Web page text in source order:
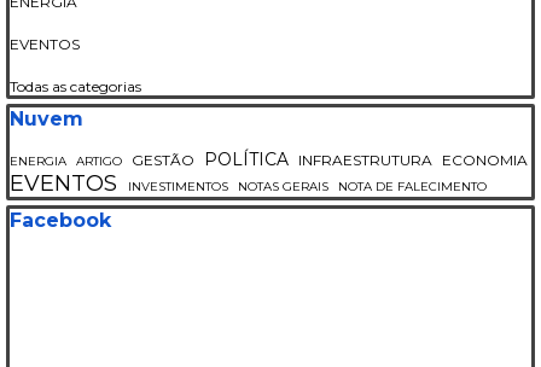
EVENTOS
Todas as categorias
Pular bloco Nuvem
Nuvem
ENERGIA ARTIGO GESTÃO POLÍTICA INFRAESTRUTURA ECONOMIA
EVENTOS INVESTIMENTOS NOTAS GERAIS NOTA DE FALECIMENTO
Pular bloco Facebook
Facebook